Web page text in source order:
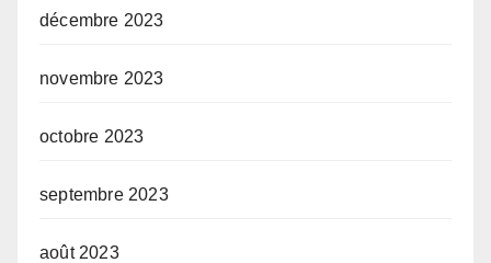
décembre 2023
novembre 2023
octobre 2023
septembre 2023
août 2023